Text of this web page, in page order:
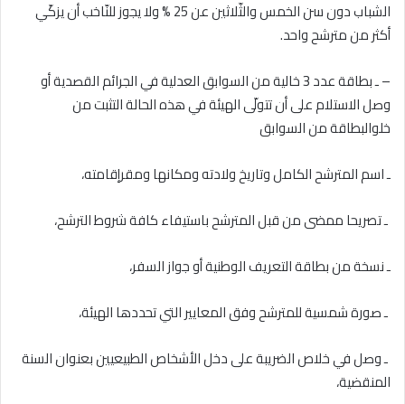
الشباب دون سن الخمس والثّلاثين عن 25 % ولا يجوز للنّاخب أن يزكّي
أكثر من مترشح واحد.
– ـ بطاقة عدد 3 خالية من السوابق العدلية في الجرائم القصدية أو
وصل الاستلام على أن تتولّى الهيئة في هذه الحالة التثبت من
خلوالبطاقة من السوابق
ـ اسم المترشح الكامل وتاريخ ولادته ومكانها ومقرإقامته،
ـ تصريحا ممضى من قبل المترشح باستيفاء كافة شروط الترشح،
ـ نسخة من بطاقة التعريف الوطنية أو جواز السفر،
ـ صورة شمسية للمترشح وفق المعايير التي تحددها الهيئة،
ـ وصل في خلاص الضريبة على دخل الأشخاص الطبيعيين بعنوان السنة
المنقضية،